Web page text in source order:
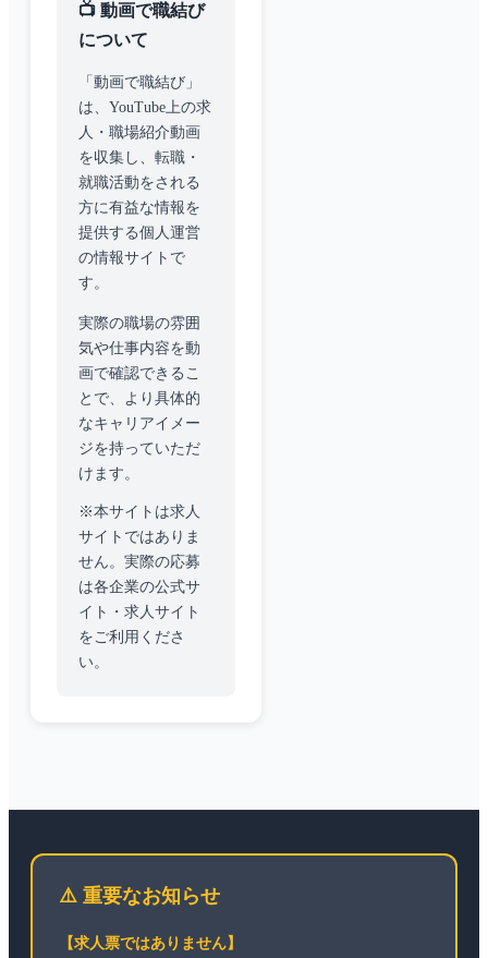
📺 動画で職結び
について
「動画で職結び」
は、YouTube上の求
人・職場紹介動画
を収集し、転職・
就職活動をされる
方に有益な情報を
提供する個人運営
の情報サイトで
す。
実際の職場の雰囲
気や仕事内容を動
画で確認できるこ
とで、より具体的
なキャリアイメー
ジを持っていただ
けます。
※本サイトは求人
サイトではありま
せん。実際の応募
は各企業の公式サ
イト・求人サイト
をご利用くださ
い。
⚠️ 重要なお知らせ
【求人票ではありません】